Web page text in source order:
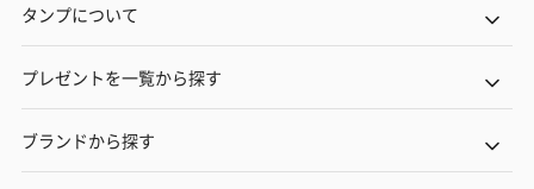
タンプについて
プレゼントを一覧から探す
ブランドから探す